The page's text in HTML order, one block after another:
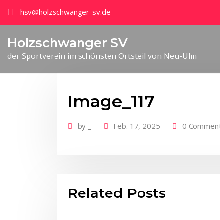
hsv@holzschwanger-sv.de
Holzschwanger SV
der Sportverein im schönsten Ortsteil von Neu-Ulm
Image_117
by Feb. 17, 2025 0
Related Posts